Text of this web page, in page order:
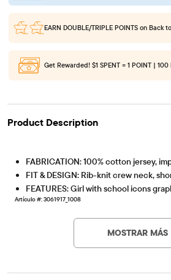
EARN DOUBLE/TRIPLE POINTS on Back
Get Rewarded! $1 SPENT = 1 POINT |
Product Description
FABRICATION: 100% cotton jersey,
FIT & DESIGN: Rib-knit crew neck,
FEATURES: Girl with school icons
Artículo #: 3061917_1008
MOSTRAR MÁS